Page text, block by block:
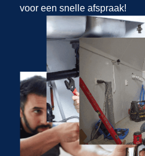
voor een snelle afspraak!